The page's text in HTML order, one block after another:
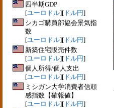
四半期GDP
[ユーロドル][ ドル円]
シカゴ購買部協会景気指
数
[ユーロドル][ ドル円]
新築住宅販売件数
[ユーロドル][ ドル円]
個人所得/個人支出
[ユーロドル][ ドル円]
ミシガン大学消費者信頼
感指数【確報値】
[ユーロドル][ ドル円]